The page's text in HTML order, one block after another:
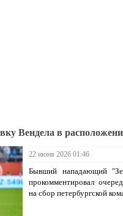
Вендела в
22 июня 2026 01:46
Бывший нападающий
прокомментировал
на сбор петербургской